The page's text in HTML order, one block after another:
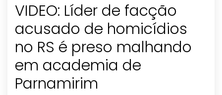
VIDEO: Líder de facção
acusado de homicídios
no RS é preso malhando
em academia de
Parnamirim